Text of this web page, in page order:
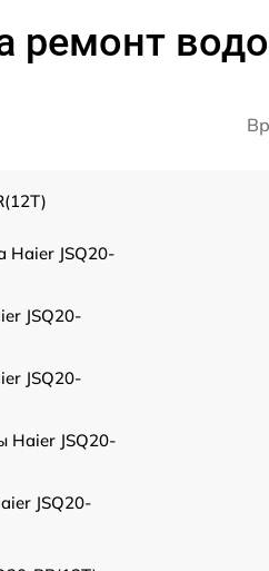
ремонт
Haier JSQ20-
JSQ20-
JSQ20-
Haier JSQ20-
JSQ20-